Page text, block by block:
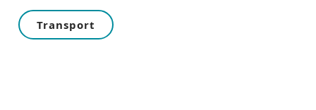
Transport